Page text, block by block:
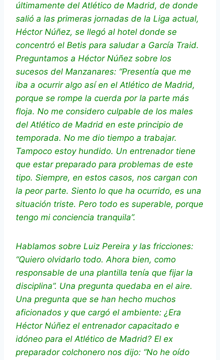
últimamente del Atlético de Madrid, de donde
salió a las primeras jornadas de la Liga actual,
Héctor Núñez, se llegó al hotel donde se
concentró el Betis para saludar a García Traid.
Preguntamos a Héctor Núñez sobre los
sucesos del Manzanares: “Presentía que me
iba a ocurrir algo así en el Atlético de Madrid,
porque se rompe la cuerda por la parte más
floja. No me considero culpable de los males
del Atlético de Madrid en este principio de
temporada. No me dio tiempo a trabajar.
Tampoco estoy hundido. Un entrenador tiene
que estar preparado para problemas de este
tipo. Siempre, en estos casos, nos cargan con
la peor parte. Siento lo que ha ocurrido, es una
situación triste. Pero todo es superable, porque
tengo mi conciencia tranquila”.
Hablamos sobre Luiz Pereira y las fricciones:
“Quiero olvidarlo todo. Ahora bien, como
responsable de una plantilla tenía que fijar la
disciplina”. Una pregunta quedaba en el aire.
Una pregunta que se han hecho muchos
aficionados y que cargó el ambiente: ¿Era
Héctor Núñez el entrenador capacitado e
idóneo para el Atlético de Madrid? El ex
preparador colchonero nos dijo: “No he oído